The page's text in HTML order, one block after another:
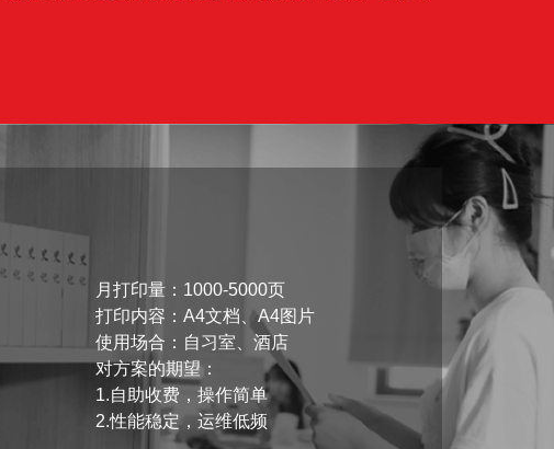
月打印量：1000-5000页
打印内容：A4文档、A4图片
使用场合：自习室、酒店
对方案的期望：
1.自助收费，操作简单
2.性能稳定，运维低频